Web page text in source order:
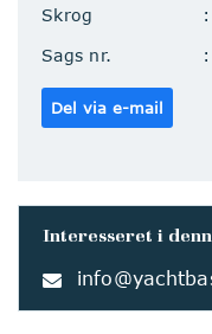
Skrog
Sags nr.
Del via e-mail
Interesseret i